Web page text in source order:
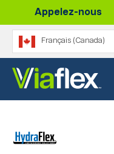
contenu
Appelez-nous
Français (Canada)